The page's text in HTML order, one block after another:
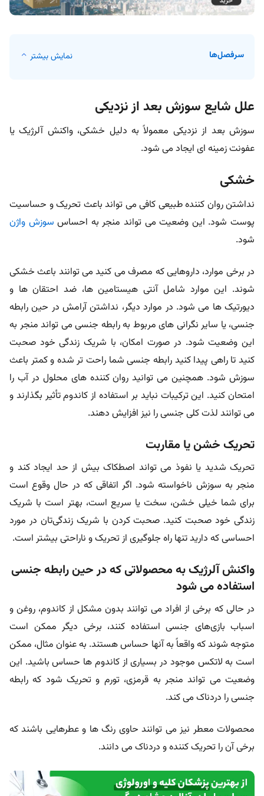
سرفصل‌ها نمایش بیشتر
علل شایع سوزش بعد از نزدیکی
سوزش بعد از نزدیکی معمولاً به دلیل خشکی، واکنش آلرژیک یا
عفونت زمینه ای ایجاد می شود.
خشکی
نداشتن روان کننده طبیعی کافی می تواند باعث تحریک و حساسیت
پوست شود. این وضعیت می تواند منجر به احساس سوزش واژن
شود.
در برخی موارد، داروهایی که مصرف می کنید می توانند باعث خشکی
شوند. این موارد شامل آنتی هیستامین ها، ضد احتقان ها و
دیورتیک ها می شود. در موارد دیگر، نداشتن آرامش در حین رابطه
جنسی، یا سایر نگرانی های مربوط به رابطه جنسی می تواند منجر به
این وضعیت شود. در صورت امکان، با شریک زندگی خود صحبت
کنید تا راهی پیدا کنید رابطه جنسی شما راحت تر شده و کمتر باعث
سوزش شود. همچنین می توانید روان کننده های محلول در آب را
امتحان کنید. این ترکیبات نباید بر استفاده از کاندوم تأثیر بگذارند و
می توانند لذت کلی جنسی را نیز افزایش دهند.
تحریک خشن یا مقاربت
تحریک شدید یا نفوذ می تواند اصطکاک بیش از حد ایجاد کند و
منجر به سوزش ناخواسته شود. اگر اتفاقی که در حال وقوع است
برای شما خیلی خشن، سخت یا سریع است، بهتر است با شریک
زندگی خود صحبت کنید. صحبت کردن با شریک زندگی‌تان در مورد
احساسی که دارید تنها راه جلوگیری از تحریک و ناراحتی بیشتر است.
واکنش آلرژیک به محصولاتی که در حین رابطه جنسی
استفاده می شود
در حالی که برخی از افراد می توانند بدون مشکل از کاندوم، روغن و
اسباب بازی‌های جنسی استفاده کنند، برخی دیگر ممکن است
متوجه شوند که واقعاً به آنها حساس هستند. به عنوان مثال، ممکن
است به لاتکس موجود در بسیاری از کاندوم ها حساس باشید. این
وضعیت می تواند منجر به قرمزی، تورم و تحریک شود که رابطه
جنسی را دردناک می کند.
محصولات معطر نیز می توانند حاوی رنگ ها و عطرهایی باشند که
برخی آن را تحریک کننده و دردناک می دانند.